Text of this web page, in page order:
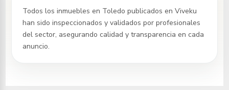
Todos los inmueblesen Toledo publicados en Viveku
han sido inspeccionados y validados por profesionales
del sector, asegurando calidad y transparencia en cada
anuncio.